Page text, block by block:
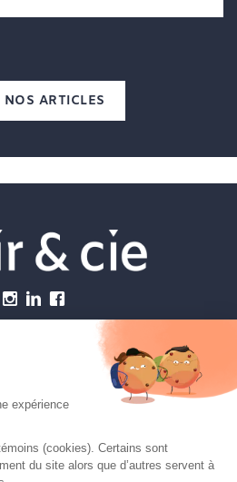
NOS ARTICLES
vétérinaires
Carrière
nous